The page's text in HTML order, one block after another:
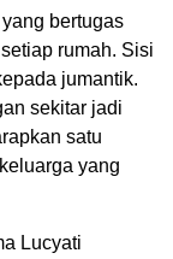
bertugas
rumah. Sisi
jumantik.
sekitar jadi
satu
yang
Lucyati